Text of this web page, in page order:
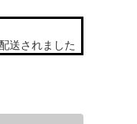
送されました